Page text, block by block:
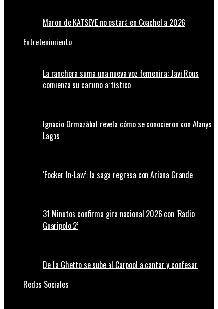
Manon de KATSEYE no estará en Coachella 2026
Entretenimiento
La ranchera suma una nueva voz femenina: Javi Rous
comienza su camino artístico
Ignacio Ormazábal revela cómo se conocieron con Alanys
Lagos
‘Focker In-Law’: la saga regresa con Ariana Grande
31 Minutos confirma gira nacional 2026 con ‘Radio
Guaripolo 2’
De La Ghetto se sube al Carpool a cantar y confesar
Redes Sociales